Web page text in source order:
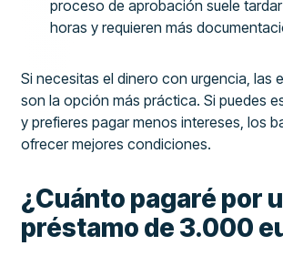
proceso de aprobación suele
horas y requieren más
Si necesitas el dinero con urgencia, las
son la opción más práctica. Si puedes
y prefieres pagar menos intereses, los
ofrecer mejores condiciones.
¿Cuánto pagaré por
préstamo de 3.000